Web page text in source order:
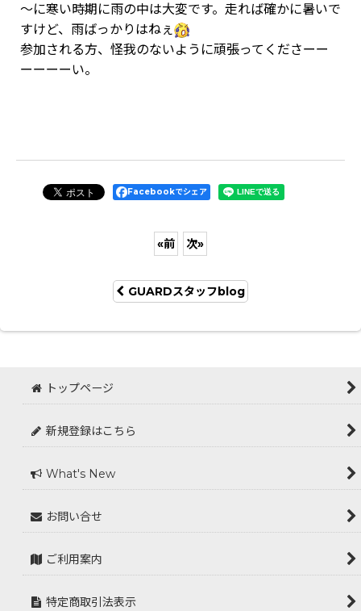
～に寒い時期に雨の中は大変です。走れば確かに暑いで
すけど、雨ばっかりはねぇ
参加される方、怪我のないように頑張ってくださーー
ーーーーい。
Facebookでシェア
«前 次»
GUARDスタッフblog
トップページ
新規登録はこちら
What's New
お問い合せ
ご利用案内
特定商取引法表示